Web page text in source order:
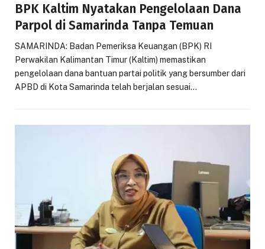
BPK Kaltim Nyatakan Pengelolaan Dana
Parpol di Samarinda Tanpa Temuan
SAMARINDA: Badan Pemeriksa Keuangan (BPK) RI
Perwakilan Kalimantan Timur (Kaltim) memastikan
pengelolaan dana bantuan partai politik yang bersumber dari
APBD di Kota Samarinda telah berjalan sesuai…